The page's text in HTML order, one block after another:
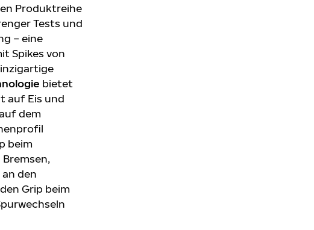
Produktreihe
Tests und
– eine
Spikes von
bietet
auf Eis und
dem
beim
den
Grip beim